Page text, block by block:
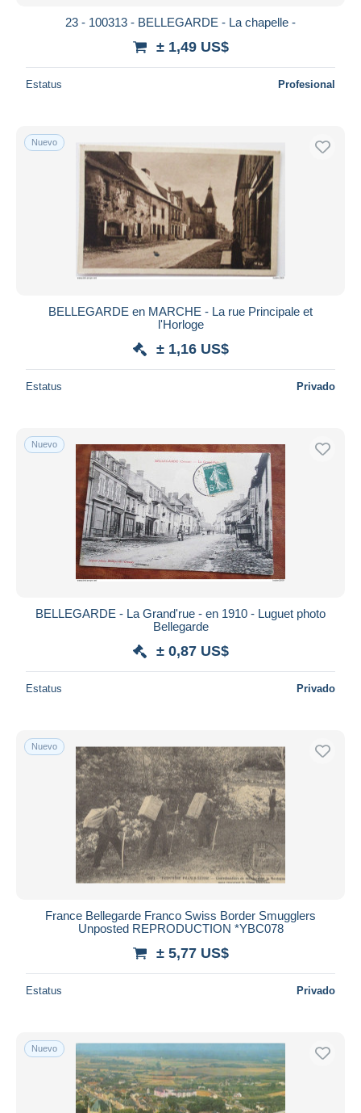
23 - 100313 - BELLEGARDE - La chapelle -
± 1,49 US$
Estatus Profesional
Nuevo
BELLEGARDE en MARCHE - La rue Principale et
l'Horloge
± 1,16 US$
Estatus Privado
Nuevo
BELLEGARDE - La Grand'rue - en 1910 - Luguet photo
Bellegarde
± 0,87 US$
Estatus Privado
Nuevo
France Bellegarde Franco Swiss Border Smugglers
Unposted REPRODUCTION *YBC078
± 5,77 US$
Estatus Privado
Nuevo